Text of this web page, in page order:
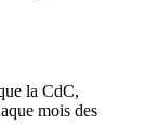
la CdC,
mois des